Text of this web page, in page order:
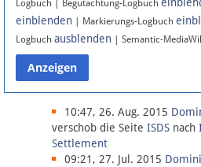
Anmelden
Datenschutz
Über Lobbypedia
Impressum
Logbuch | Begutachtung-Logbuch
einblenden | Markierungs-Logbuch
Logbuch ausblenden | Semantic-
10:47, 26. Aug. 2015
verschob die Seite ISDS nach
Settlement
09:21, 27. Jul. 2015